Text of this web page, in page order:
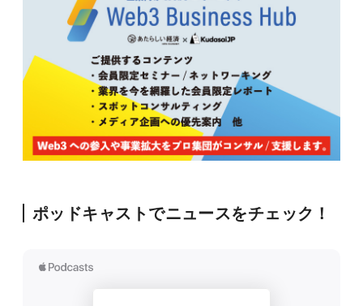
ポッドキャストでニュースをチェック！